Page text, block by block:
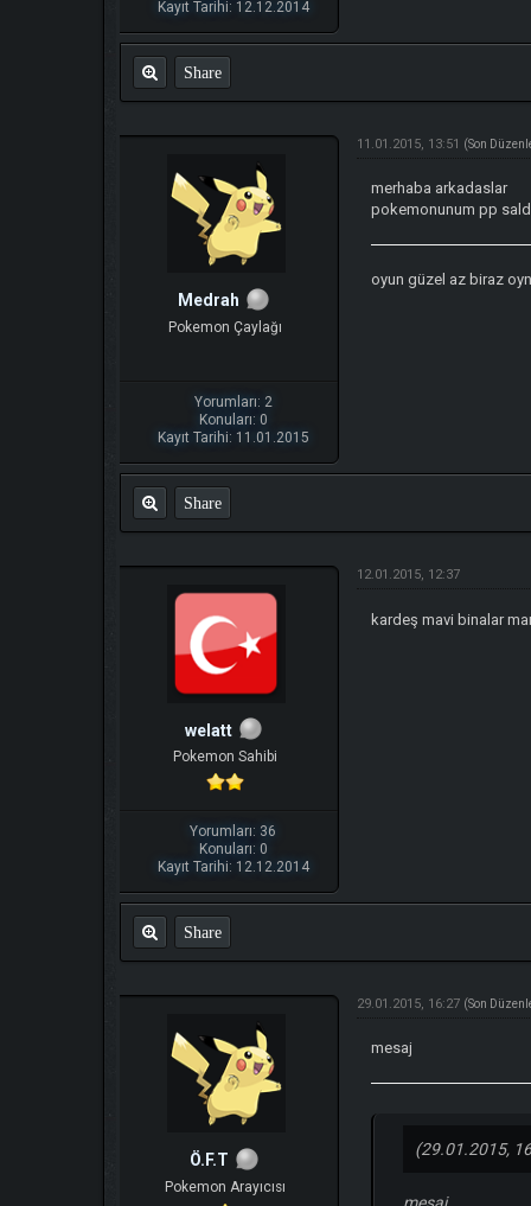
Kayıt Tarihi: 12.12.2014
Share
Medrah
Pokemon Çaylağı
Yorumları: 2
Konuları: 0
Kayıt Tarihi: 11.01.2015
11.01.2015, 13:51 (Son
merhaba arkadaslar
pokemonunum pp
oyun güzel az biraz
Share
welatt
Pokemon Sahibi
Yorumları: 36
Konuları: 0
Kayıt Tarihi: 12.12.2014
12.01.2015, 12:37
kardeş mavi binalar
Share
Ö.F.T
Pokemon Arayıcısı
29.01.2015, 16:27 (Son
mesaj
(29.01.2015,